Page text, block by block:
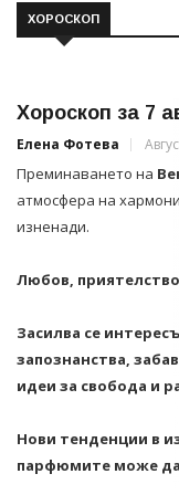
ХОРОСКОП
Хороскоп за 7
Елена Фотева
Преминаването на
атмосфера на
изненади.
Любов,
Засилва се
запознанства,
идеи за свобода и
Нови тенденции в
парфюмите може